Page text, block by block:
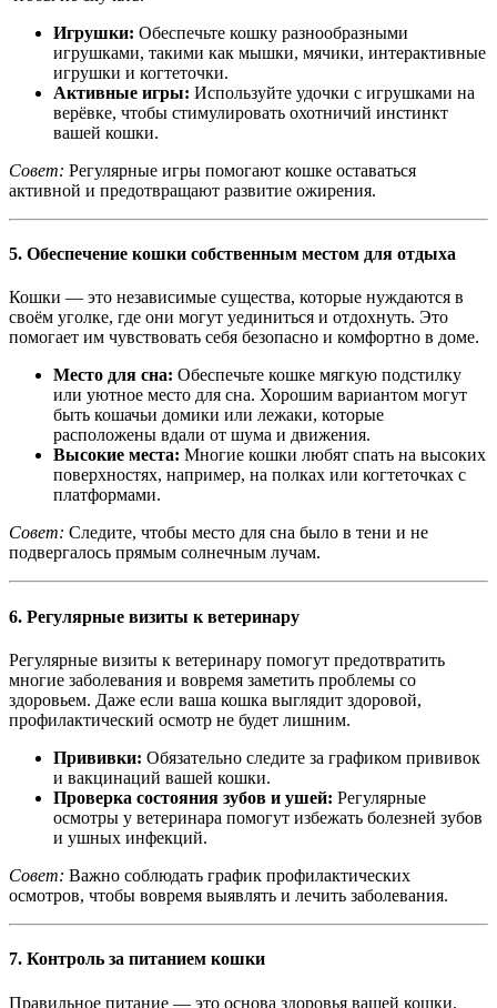
Игрушки: Обеспечьте кошку разнообразными
игрушками, такими как мышки, мячики, интерактивные
игрушки и когтеточки.
Активные игры: Используйте удочки с игрушками на
верёвке, чтобы стимулировать охотничий инстинкт
вашей кошки.
Совет: Регулярные игры помогают кошке оставаться
активной и предотвращают развитие ожирения.
5. Обеспечение кошки собственным местом для отдыха
Кошки — это независимые существа, которые нуждаются в
своём уголке, где они могут уединиться и отдохнуть. Это
помогает им чувствовать себя безопасно и комфортно в доме.
Место для сна: Обеспечьте кошке мягкую подстилку
или уютное место для сна. Хорошим вариантом могут
быть кошачьи домики или лежаки, которые
расположены вдали от шума и движения.
Высокие места: Многие кошки любят спать на высоких
поверхностях, например, на полках или когтеточках с
платформами.
Совет: Следите, чтобы место для сна было в тени и не
подвергалось прямым солнечным лучам.
6. Регулярные визиты к ветеринару
Регулярные визиты к ветеринару помогут предотвратить
многие заболевания и вовремя заметить проблемы со
здоровьем. Даже если ваша кошка выглядит здоровой,
профилактический осмотр не будет лишним.
Прививки: Обязательно следите за графиком прививок
и вакцинаций вашей кошки.
Проверка состояния зубов и ушей: Регулярные
осмотры у ветеринара помогут избежать болезней зубов
и ушных инфекций.
Совет: Важно соблюдать график профилактических
осмотров, чтобы вовремя выявлять и лечить заболевания.
7. Контроль за питанием кошки
Правильное питание — это основа здоровья вашей кошки.